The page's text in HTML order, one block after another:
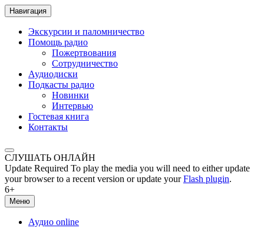
Навигация
Экскурсии и паломничество
Помощь радио
Пожертвования
Сотрудничество
Аудиодиски
Подкасты радио
Новинки
Интервью
Гостевая книга
Контакты
СЛУШАТЬ ОНЛАЙН
Update Required To play the media you will need to either update
your browser to a recent version or update yourFlash plugin.
6+
Меню
Аудио online